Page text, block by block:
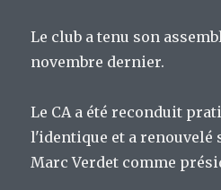
Le club a tenu son
novembre dernier.
Le CA a été reconduit
l'identique et a renouvelé
Marc Verdet comme